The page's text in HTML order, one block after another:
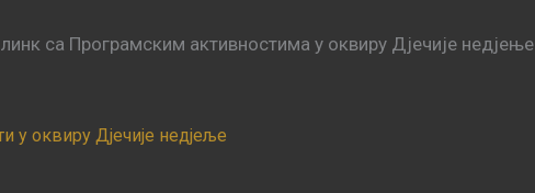
са Програмским активностима у оквиру Дјечије недјење
у оквиру Дјечије недјеље